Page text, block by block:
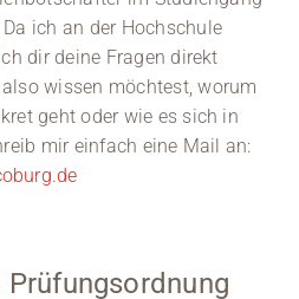
ich an der Hochschule
dir deine Fragen direkt
wissen möchtest, worum
geht oder wie es sich in
mir einfach eine Mail an: